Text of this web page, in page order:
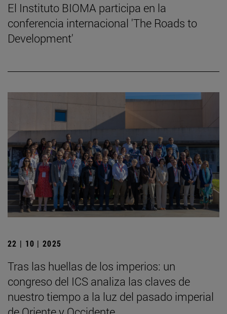
El Instituto BIOMA participa en la
conferencia internacional 'The Roads to
Development'
22 | 10 | 2025
Tras las huellas de los imperios: un
congreso del ICS analiza las claves de
nuestro tiempo a la luz del pasado imperial